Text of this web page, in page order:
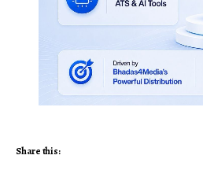
Share this: